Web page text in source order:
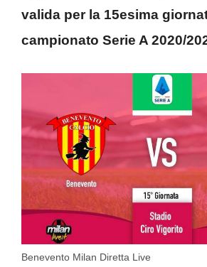
valida per la 15esima
campionato Serie A 2020/
Benevento Milan Diretta Live